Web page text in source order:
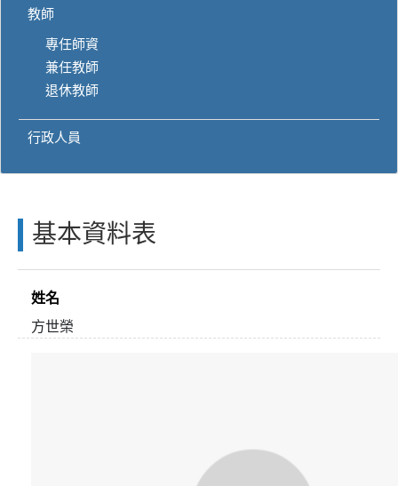
教師
專任師資
兼任教師
退休教師
行政人員
基本資料表
姓名
方世榮